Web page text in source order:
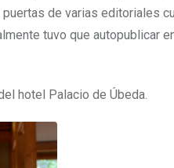
de varias editoriales
tuvo que autopublicar
hotel Palacio de Úbeda.